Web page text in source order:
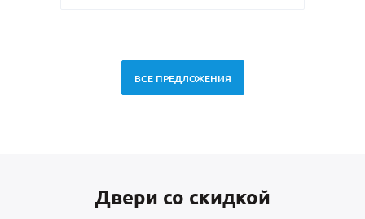
ВСЕ ПРЕДЛОЖЕНИЯ
Двери со скидкой